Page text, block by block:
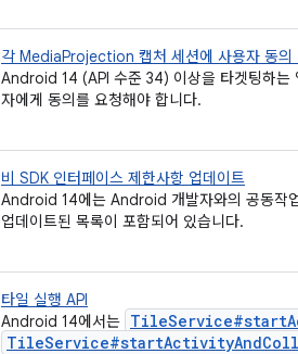
각 MediaProjection 캡처 세션에 사용자 동의
Android 14 (API 수준 34) 이상을 타겟팅하는
자에게 동의를 요청해야 합니다.
비 SDK 인터페이스 제한사항 업데이트
Android 14에는 Android 개발자와의 공동작
업데이트된 목록이 포함되어 있습니다.
타일 실행 API
Android 14에서는